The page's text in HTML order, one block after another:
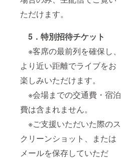
ただけます。
5 ．特別招待チケット
※客席の最前列を確保し、
より近い距離でライブをお
楽しみいただけます。
※会場までの交通費・宿泊
費は含まれません。
※ご支援いただいた際のス
クリーンショット、または
メールを保存していただ